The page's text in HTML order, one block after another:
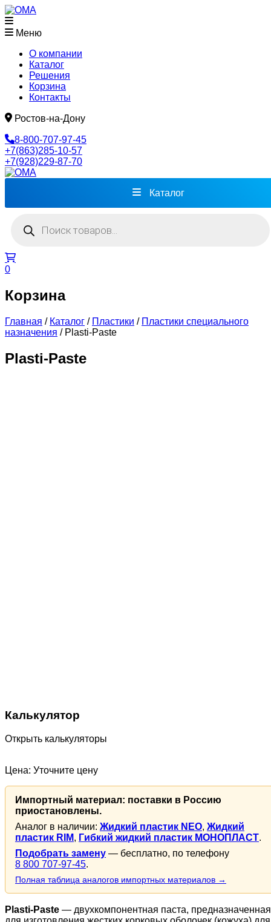
Меню
О компании
Каталог
Решения
Корзина
Контакты
Ростов-на-Дону
8-800-707-97-45
+7(863)285-10-57
+7(928)229-87-70
Каталог
товаров
0
Корзина
Главная / Каталог / Пластики / Пластики специального
назначения / Plasti-Paste
Plasti-Paste
Калькулятор
Открыть калькуляторы
Цена: Уточните цену
Импортный материал: поставки в Россию
приостановлены.
Аналог в наличии: Жидкий пластик NEO, Жидкий
пластик RIM, Гибкий жидкий пластик МОНОПЛАСТ.
Подобрать замену — бесплатно, по телефону
8 800 707-97-45.
Полная таблица аналогов импортных материалов →
Plasti-Paste — двухкомпонентная паста, предназначенная